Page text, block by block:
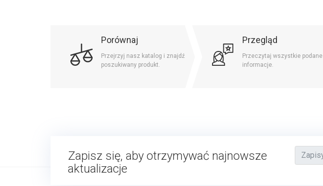
Porównaj
Przejrzyj nasz katalog i znajdź
poszukiwany produkt.
Przegląd
Przeczytaj wszystkie podane
informacje.
Zapisz się, aby otrzymywać najnowsze
aktualizacje